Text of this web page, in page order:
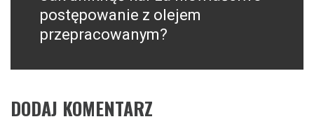
post:
postępowanie z olejem
przepracowanym?
DODAJ KOMENTARZ